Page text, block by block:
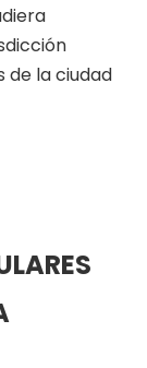
de la ciudad